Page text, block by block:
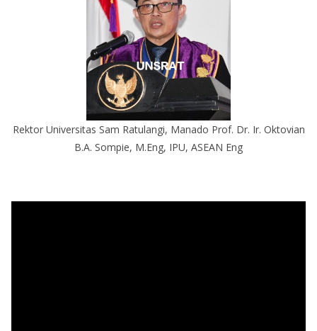
Rektor Universitas Sam Ratulangi, Manado Prof. Dr. Ir. Oktovian
B.A. Sompie, M.Eng, IPU, ASEAN Eng